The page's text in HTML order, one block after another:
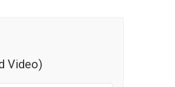
Video)